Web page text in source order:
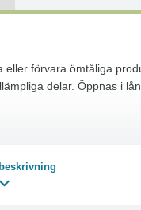
förvara ömtåliga
delar. Öppnas i